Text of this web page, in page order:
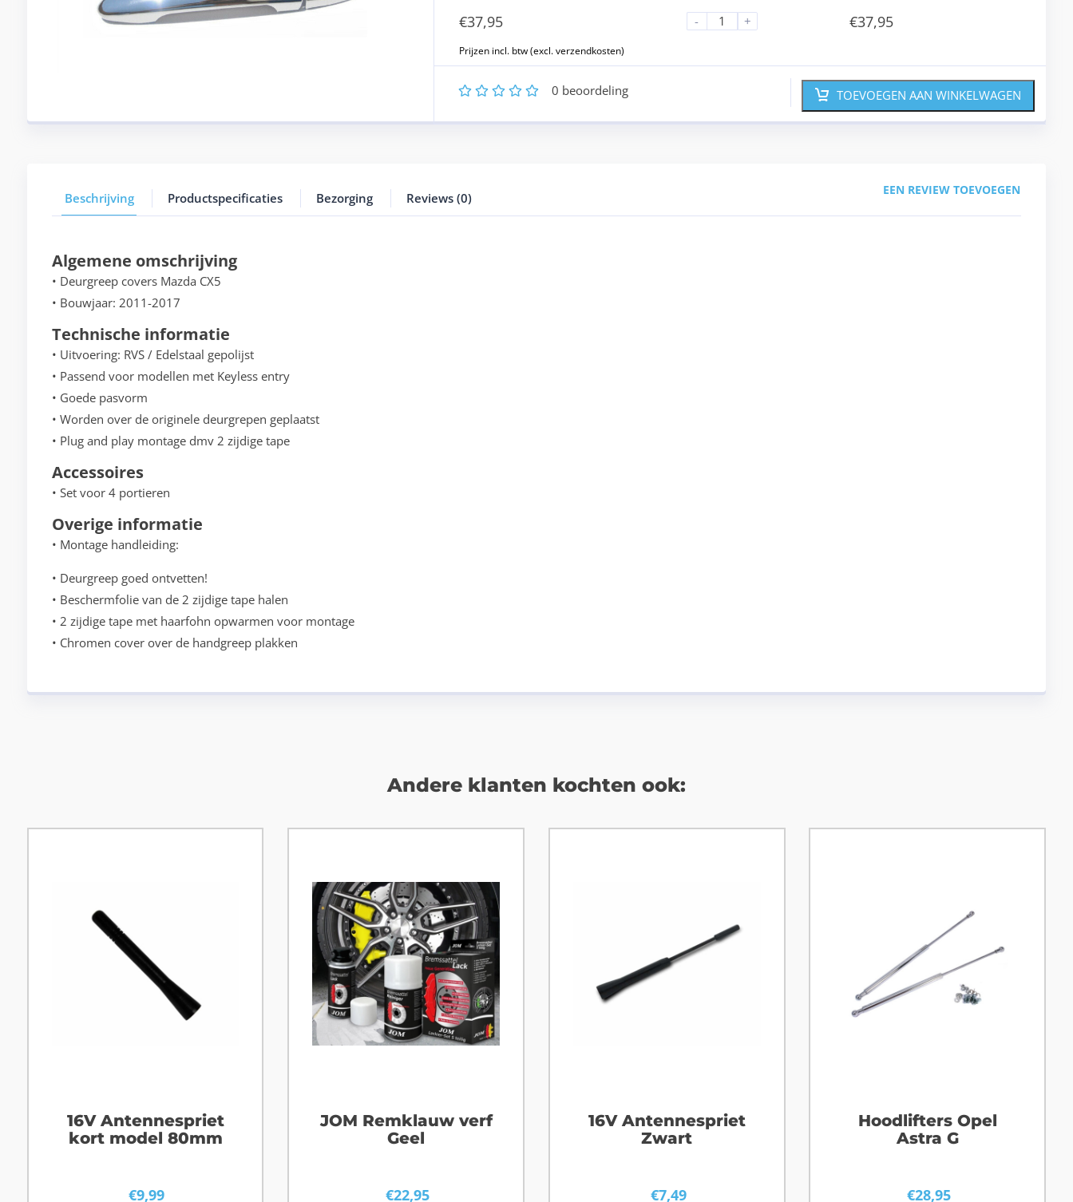
€37,95
-
+ €37,95
5
4
3
2 0 beoordeling TOEVOEGEN AAN WINKELWAGEN
Beschrijving Productspecificaties Bezorging Reviews (0)
EEN REVIEW TOEVOEGEN
Algemene omschrijving
• Deurgreep covers Mazda CX5
• Bouwjaar: 2011-2017
Technische informatie
• Uitvoering: RVS / Edelstaal gepolijst
• Passend voor modellen met Keyless entry
• Goede pasvorm
• Worden over de originele deurgrepen geplaatst
• Plug and play montage dmv 2 zijdige tape
Accessoires
• Set voor 4 portieren
Overige informatie
• Montage handleiding:
• Deurgreep goed ontvetten!
• Beschermfolie van de 2 zijdige tape halen
• 2 zijdige tape met haarfohn opwarmen voor montage
• Chromen cover over de handgreep plakken
Andere klanten kochten ook:
16V Antennespriet
kort model 80mm
€9,99
JOM Remklauw verf
Geel
€22,95
16V Antennespriet
Zwart
€7,49
Hoodlifters Opel
Astra G
€28,95